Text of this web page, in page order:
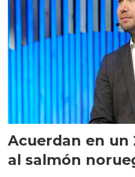
Acuerdan en un
al salmón